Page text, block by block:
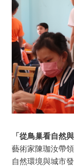
「從鳥巢看自然
藝術家陳珈汝帶
自然環境與城市